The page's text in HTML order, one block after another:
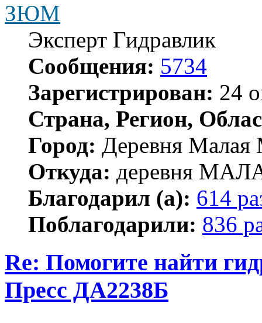
ЗЮМ
Эксперт Гидравлик
Сообщения: 5734
Зарегистрирован: 24
Страна, Регион,
Город: Деревня Малая
Откуда: деревня
Благодарил (а): 614
Поблагодарили: 836
Re: Помогите найти
Пресс ДА2238Б